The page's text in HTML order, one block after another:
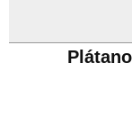
Plátano